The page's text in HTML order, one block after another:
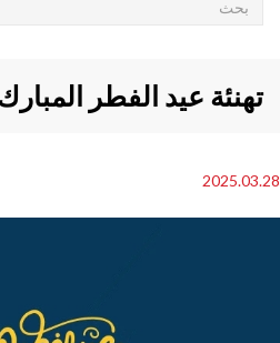
تهنئة عيد الفطر المبارك 2025